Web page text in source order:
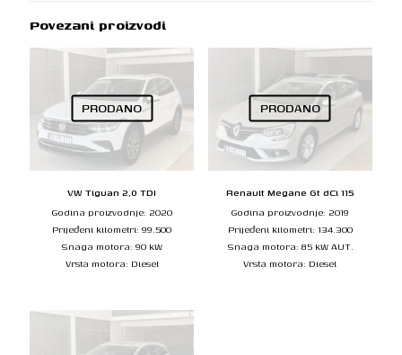
Povezani proizvodi
PRODANO
VW Tiguan 2,0 TDI
Godina proizvodnje: 2020
Prijeđeni kilometri: 99.500
Snaga motora: 90 kW
Vrsta motora: Diesel
PRODANO
Renault Megane Gt dCi 115
Godina proizvodnje: 2019
Prijeđeni kilometri: 134.300
Snaga motora: 85 kW AUT.
Vrsta motora: Diesel